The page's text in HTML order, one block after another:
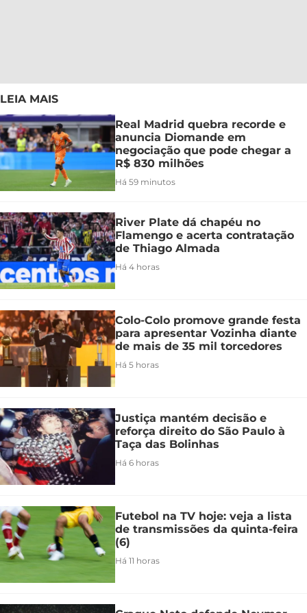
LEIA MAIS
Real Madrid quebra recorde e
anuncia Diomande em
negociação que pode chegar a
R$ 830 milhões
Há 59 minutos
River Plate dá chapéu no
Flamengo e acerta contratação
de Thiago Almada
Há 4 horas
Colo-Colo promove grande festa
para apresentar Vozinha diante
de mais de 35 mil torcedores
Há 5 horas
Justiça mantém decisão e
reforça direito do São Paulo à
Taça das Bolinhas
Há 6 horas
Futebol na TV hoje: veja a lista
de transmissões da quinta-feira
(6)
Há 11 horas